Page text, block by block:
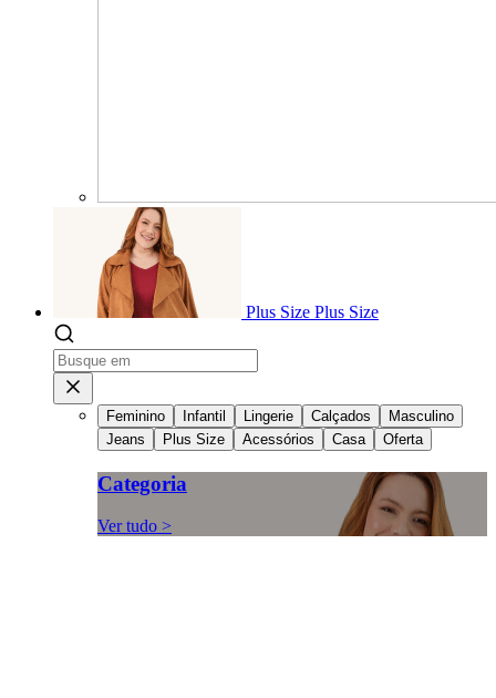
Plus Size Plus Size
Feminino Infantil Lingerie Calçados
Masculino
Jeans
Plus Size Acessórios Casa Oferta
Categoria
Ver tudo >